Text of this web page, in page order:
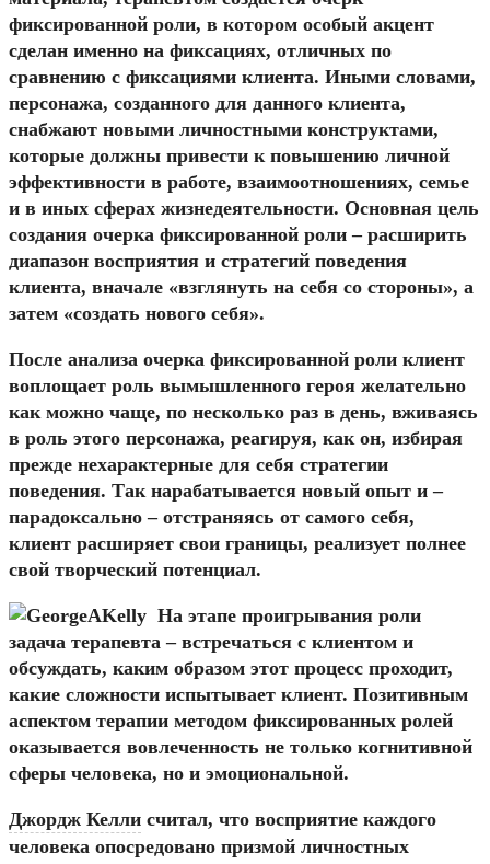
фиксированной роли, в котором особый акцент
сделан именно на фиксациях, отличных по
сравнению с фиксациями клиента. Иными словами,
персонажа, созданного для данного клиента,
снабжают новыми личностными конструктами,
которые должны привести к повышению личной
эффективности в работе, взаимоотношениях, семье
и в иных сферах жизнедеятельности. Основная цель
создания очерка фиксированной роли – расширить
диапазон восприятия и стратегий поведения
клиента, вначале «взглянуть на себя со стороны», а
затем «создать нового себя».
После анализа очерка фиксированной роли клиент
воплощает роль вымышленного героя желательно
как можно чаще, по несколько раз в день, вживаясь
в роль этого персонажа, реагируя, как он, избирая
прежде нехарактерные для себя стратегии
поведения. Так нарабатывается новый опыт и –
парадоксально – отстраняясь от самого себя,
клиент расширяет свои границы, реализует полнее
свой творческий потенциал.
На этапе проигрывания роли
задача терапевта – встречаться с клиентом и
обсуждать, каким образом этот процесс проходит,
какие сложности испытывает клиент. Позитивным
аспектом терапии методом фиксированных ролей
оказывается вовлеченность не только когнитивной
сферы человека, но и эмоциональной.
Джордж Келли считал, что восприятие каждого
человека опосредовано призмой личностных